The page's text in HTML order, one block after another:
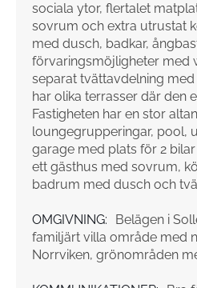
sociala ytor, flertalet
sovrum och extra utrustat
med dusch, badkar,
förvaringsmöjligheter med
separat tvättavdelning
har olika terrasser där den
Fastigheten har en stor
loungegrupperingar, pool,
garage med plats för 2
ett gästhus med sovrum,
badrum med dusch och
OMGIVNING:
Belägen i
familjärt villa område med
Norrviken, grönområden